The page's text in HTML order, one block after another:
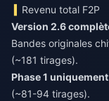
Revenu total F2P
Version 2.6
Bandes originales
(~181 tirages).
Phase 1
(~81-94 tirages).